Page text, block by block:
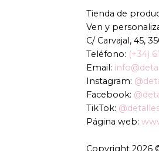
Tienda de
Ven y
C/ Carvajal, 45,
Teléfono: (+34)
Email:
Instagram:
Facebook:
TikTok:
Página web:
Copyright 2026